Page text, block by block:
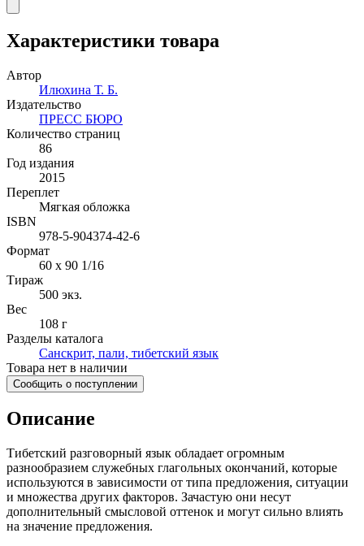
Характеристики товара
Автор
Илюхина Т. Б.
Издательство
ПРЕСС БЮРО
Количество страниц
86
Год издания
2015
Переплет
Мягкая обложка
ISBN
978-5-904374-42-6
Формат
60 x 90 1/16
Тираж
500 экз.
Вес
108 г
Разделы каталога
Санскрит, пали, тибетский язык
Товара нет в наличии
Сообщить о поступлении
Описание
Тибетский разговорный язык обладает огромным
разнообразием служебных глагольных окончаний, которые
используются в зависимости от типа предложения, ситуации
и множества других факторов. Зачастую они несут
дополнительный смысловой оттенок и могут сильно влиять
на значение предложения.